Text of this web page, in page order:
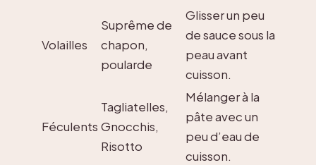
Volailles
Suprême de
chapon,
poularde
Glisser un peu
de sauce sous la
peau avant
cuisson.
Féculents
Tagliatelles,
Gnocchis,
Risotto
Mélanger à la
pâte avec un
peu d’eau de
cuisson.